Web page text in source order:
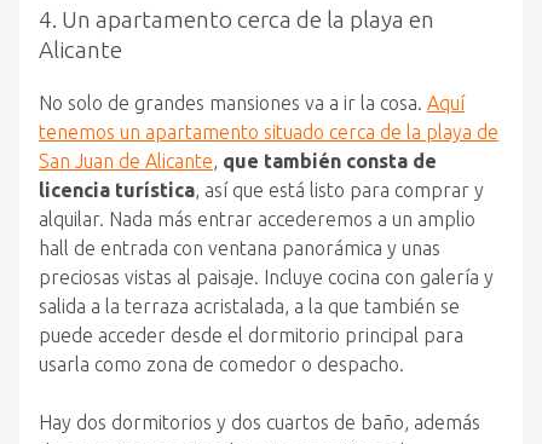
4. Un apartamento cerca de la playa en
Alicante
No solo de grandes mansiones va a ir la cosa. Aquí
tenemos un apartamento situado cerca de la playa de
San Juan de Alicante, que también consta de
licencia turística, así que está listo para comprar y
alquilar. Nada más entrar accederemos a un amplio
hall de entrada con ventana panorámica y unas
preciosas vistas al paisaje. Incluye cocina con galería y
salida a la terraza acristalada, a la que también se
puede acceder desde el dormitorio principal para
usarla como zona de comedor o despacho.
Hay dos dormitorios y dos cuartos de baño, además